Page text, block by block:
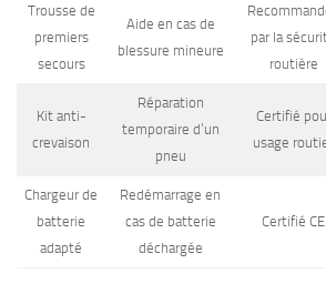
Trousse de
premiers
secours
Aide en cas de
blessure mineure
par la
routière
Kit anti-
crevaison
Réparation
temporaire d’un
pneu
Certifié
usage
Chargeur de
batterie
adapté
Redémarrage en
cas de batterie
déchargée
Certifié CE